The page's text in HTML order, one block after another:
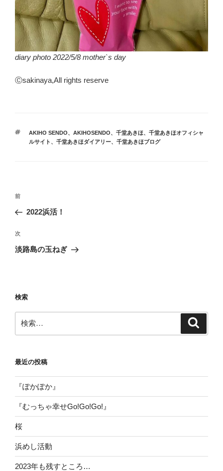
diary photo 2022/5/8 mother`s day
Ⓒsakinaya,All rights reserve
タ
グ
AKIHO SENDO、 AKIHOSENDO、 千堂あきほ、 千堂あきほオフィシャ
ルサイト 、 千堂あきほダイアリー、 千堂あきほブログ
投
ナ
ビ
ゲ
ン
前
の
稿
前
2022浜活！
次
の
次
淡路島の玉ねぎ
検索
索:
最近の投稿
『ぽかぽか』
『むっちゃ幸せGo!Go!Go!』
桜
浜めし活動
2023年も残すところ…